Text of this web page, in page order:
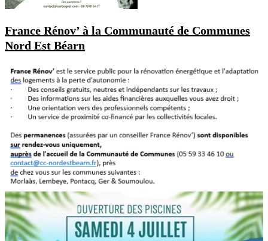
France Rénov’ à la Communauté de Communes
Nord Est Béarn